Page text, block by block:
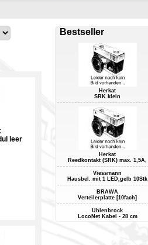
leer
Bestseller
Herkat
SRK klein
Herkat
Reedkontakt (SRK) max. 1,5A,
Viessmann
Hausbel. mit 1 LED,gelb 10Stk
BRAWA
Verteilerplatte [10fach]
Uhlenbrock
LocoNet Kabel - 28 cm